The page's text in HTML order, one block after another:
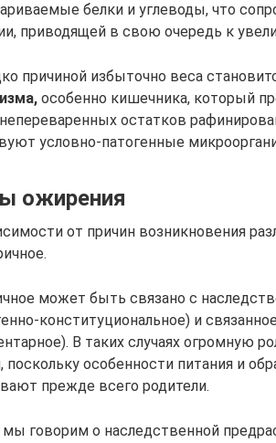
белки и углеводы, что
приводящей в свою очередь к
причиной избыточно веса
особенно кишечника, который
непереваренных остатков
условно-патогенные
ожирения
от причин возникновения
может быть связано с
конституциональное) и
В таких случаях огромную
поскольку особенности питания и
прежде всего родители.
мы говорим о наследственной